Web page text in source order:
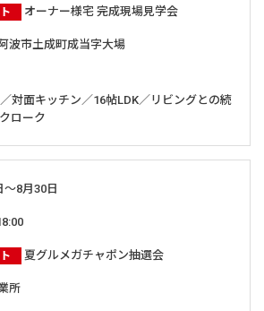
オーナー様宅 完成現場見学会
波市土成町成当字大場
対面キッチン／16帖LDK／リビングとの続
ローク
～8月30日
夏グルメガチャポン抽選会
所